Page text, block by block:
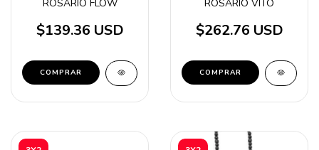
ROSARIO FLOW
$139.36 USD
ROSARIO VITO
$262.76 USD